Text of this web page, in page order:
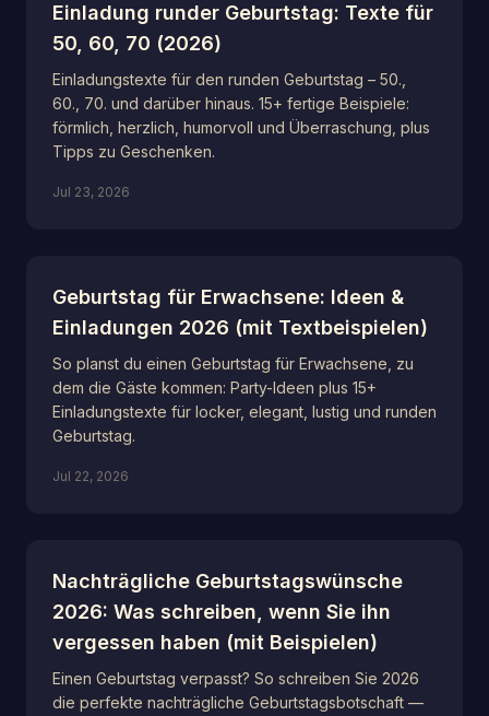
Einladung runder Geburtstag: Texte für
50, 60, 70 (2026)
Einladungstexte für den runden Geburtstag – 50.,
60., 70. und darüber hinaus. 15+ fertige Beispiele:
förmlich, herzlich, humorvoll und Überraschung, plus
Tipps zu Geschenken.
Jul 23, 2026
Geburtstag für Erwachsene: Ideen &
Einladungen 2026 (mit Textbeispielen)
So planst du einen Geburtstag für Erwachsene, zu
dem die Gäste kommen: Party-Ideen plus 15+
Einladungstexte für locker, elegant, lustig und runden
Geburtstag.
Jul 22, 2026
Nachträgliche Geburtstagswünsche
2026: Was schreiben, wenn Sie ihn
vergessen haben (mit Beispielen)
Einen Geburtstag verpasst? So schreiben Sie 2026
die perfekte nachträgliche Geburtstagsbotschaft —